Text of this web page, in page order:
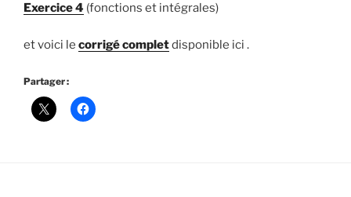
Exercice 4 (fonctions et intégrales)
et voici le corrigé completdisponible ici .
Partager :